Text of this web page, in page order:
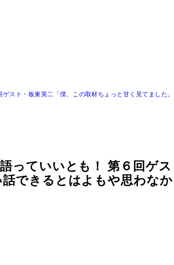
スト・板東英二「僕、この取材ちょっと甘く見てました
語っていいとも！ 第６回ゲ
できるとはよもや思わな